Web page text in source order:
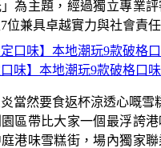
口味】本地潮玩9款破格口
當然要食返杯涼透心嘅雪
園區帶比大家一個最浮誇
港味雪糕街，場內獨家聯
為主題，經過獨立專業
位兼具卓越實力與社會責